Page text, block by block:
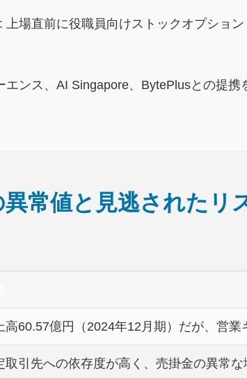
: 上場直前に役職員向けストックオプショ
エンス、AI Singapore、BytePlusとの提
常値と見逃されたリ
高60.57億円（2024年12月期）だが、営業
取引先への依存度が高く、売掛金の異常な